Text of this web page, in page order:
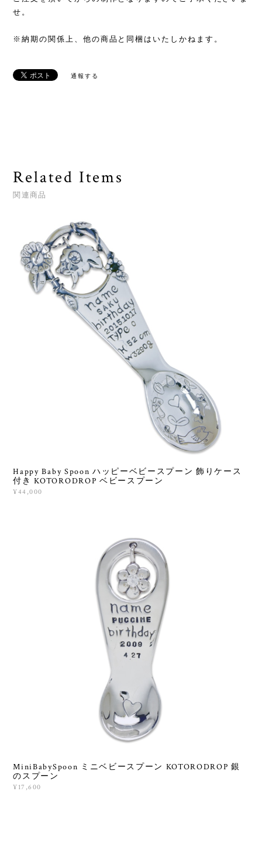
せ。
※納期の関係上、他の商品と同梱はいたしかねます。
通報する
Related Items
関連商品
Happy Baby Spoon ハッピーベビースプーン 飾りケース
付き KOTORODROP ベビースプーン
¥44,000
MiniBabySpoon ミニベビースプーン KOTORODROP 銀
のスプーン
¥17,600